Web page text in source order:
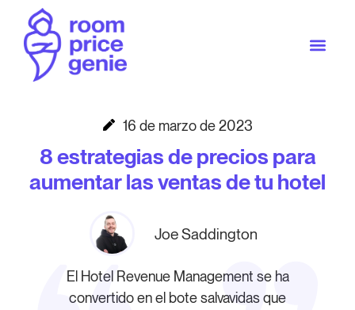
16 de marzo de 2023
8 estrategias de precios para
aumentar las ventas de tu hotel
Joe Saddington
El Hotel Revenue Management se ha
convertido en el bote salvavidas que